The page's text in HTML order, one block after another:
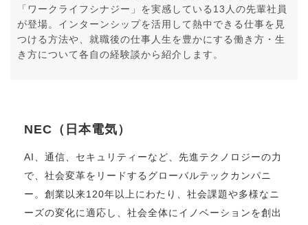
「ワークライフシナジー」を実感している13人の先輩社員
が登場。インターンシップを活用して熱中できる仕事を見
つける方法や、就職後の仕事人生を豊かにする働き方・生
き方について各自の経験談から紹介します。
NEC（日本電気）
AI、通信、セキュリティーなど、先進テクノロジーの力
で、社会変革をリードするグローバルテックカンパニ
ー。創業以来120年以上にわたり、社会課題や多様なニ
ーズの変化に適応し、社会全体にイノベーションを創出